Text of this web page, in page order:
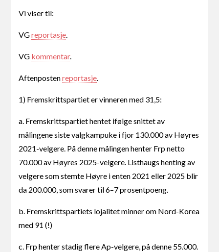
Vi viser til:
VGreportasje.
VG kommentar.
Aftenpostenreportasje.
1) Fremskrittspartiet er vinneren med 31,5:
a. Fremskrittspartiet hentet ifølge snittet av
målingene siste valgkampuke i fjor 130.000 av Høyres
2021-velgere. På denne målingen henter Frp netto
70.000 av Høyres 2025-velgere. Listhaugs henting av
velgere som stemte Høyre i enten 2021 eller 2025 blir
da 200.000, som svarer til 6–7 prosentpoeng.
b. Fremskrittspartiets lojalitet minner om Nord-Korea
med 91 (!)
c. Frp henter stadig flere Ap-velgere, på denne 55.000.